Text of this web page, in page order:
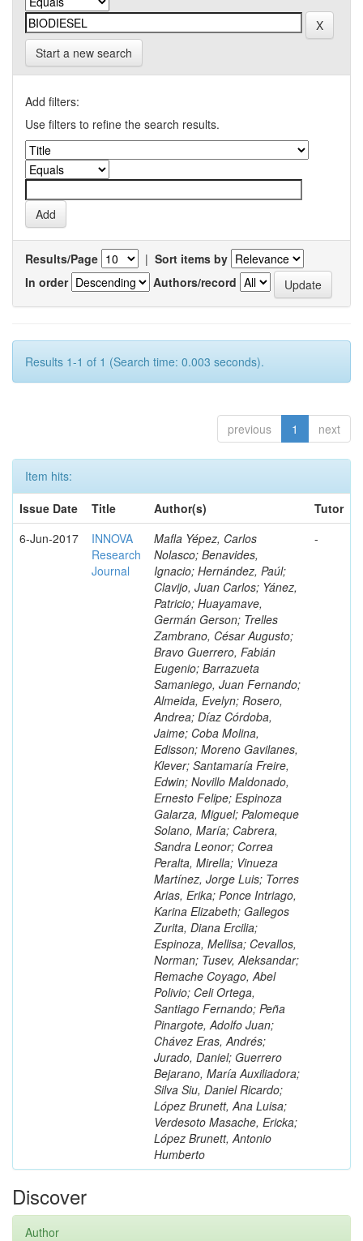
Start a new search
Add filters:
Use filters to refine the search results.
Results/Page | Sort items by
In order
Authors/record
Results 1-1 of 1 (Search time: 0.003 seconds).
previous 1 next
Item hits:
Issue Date
Title Author(s)
Tutor
6-Jun-2017
INNOVA
Research
Journal
Mafla Yépez, Carlos
Nolasco; Benavides,
Ignacio; Hernández, Paúl;
Clavijo, Juan Carlos; Yánez,
Patricio; Huayamave,
Germán Gerson; Trelles
Zambrano, César Augusto;
Bravo Guerrero, Fabián
Eugenio; Barrazueta
Samaniego, Juan Fernando;
Almeida, Evelyn; Rosero,
Andrea; Díaz Córdoba,
Jaime; Coba Molina,
Edisson; Moreno Gavilanes,
Klever; Santamaría Freire,
Edwin; Novillo Maldonado,
Ernesto Felipe; Espinoza
Galarza, Miguel; Palomeque
Solano, María; Cabrera,
Sandra Leonor; Correa
Peralta, Mirella; Vinueza
Martínez, Jorge Luis; Torres
Arias, Erika; Ponce Intriago,
Karina Elizabeth; Gallegos
Zurita, Diana Ercilia;
Espinoza, Mellisa; Cevallos,
Norman; Tusev, Aleksandar;
Remache Coyago, Abel
Polivio; Celi Ortega,
Santiago Fernando; Peña
Pinargote, Adolfo Juan;
Chávez Eras, Andrés;
Jurado, Daniel; Guerrero
Bejarano, María Auxiliadora;
Silva Siu, Daniel Ricardo;
López Brunett, Ana Luisa;
Verdesoto Masache, Ericka;
López Brunett, Antonio
Humberto
-
Discover
Author